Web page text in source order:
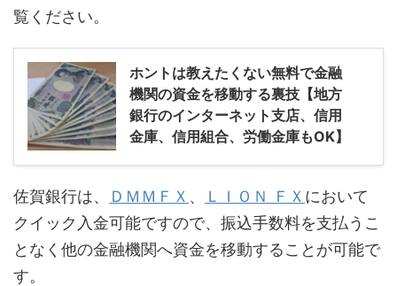
覧ください。
ホントは教えたくない無料で金融
機関の資金を移動する裏技【地方
銀行のインターネット支店、信用
金庫、信用組合、労働金庫もOK】
佐賀銀行は、 ＤＭＭＦＸ 、 ＬＩＯＮ ＦＸ において
クイック入金可能ですので、振込手数料を支払うこ
となく他の金融機関へ資金を移動することが可能で
す。